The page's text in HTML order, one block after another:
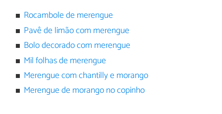
Rocambole de merengue
Pavê de limão com merengue
Bolo decorado com merengue
Mil folhas de merengue
Merengue com chantilly e morango
Merengue de morango no copinho